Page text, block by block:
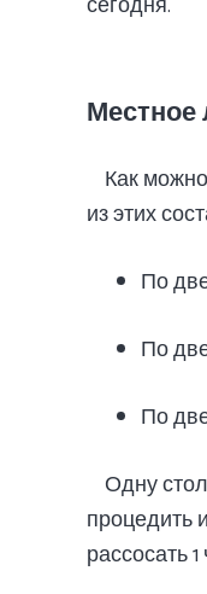
Местное
Как
из этих
По
По
По
Одну
процедить
рассосать